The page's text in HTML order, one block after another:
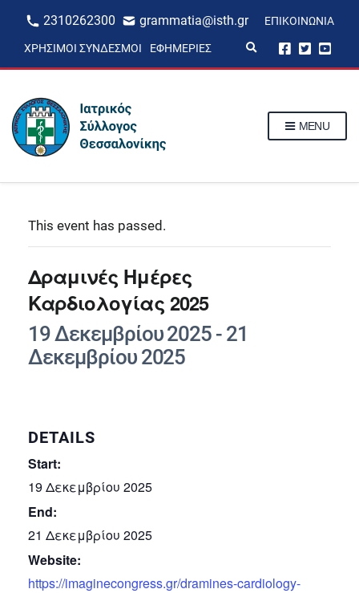
2310262300 grammatia@isth.gr ΕΠΙΚΟΙΝΩΝΊΑ
ΧΡΉΣΙΜΟΙ ΣΎΝΔΕΣΜΟΙ ΕΦΗΜΕΡΊΕΣ
p
MENU
This event has passed.
Δραμινές Ημέρες
Καρδιολογίας 2025
19 Δεκεμβρίου 2025 - 21
Δεκεμβρίου 2025
DETAILS
Start:
19 Δεκεμβρίου 2025
End:
21 Δεκεμβρίου 2025
Website:
https://imaginecongress.gr/dramines-cardiology-